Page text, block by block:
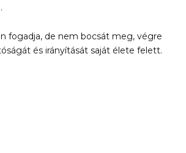
fogadja, de nem bocsát meg, végre
és irányítását saját élete felett.